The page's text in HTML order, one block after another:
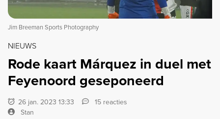
Jim Breeman Sports Photography
NIEUWS
Rode kaart Márquez in duel met
Feyenoord geseponeerd
26 jan. 2023 13:33
15 reacties
Stan